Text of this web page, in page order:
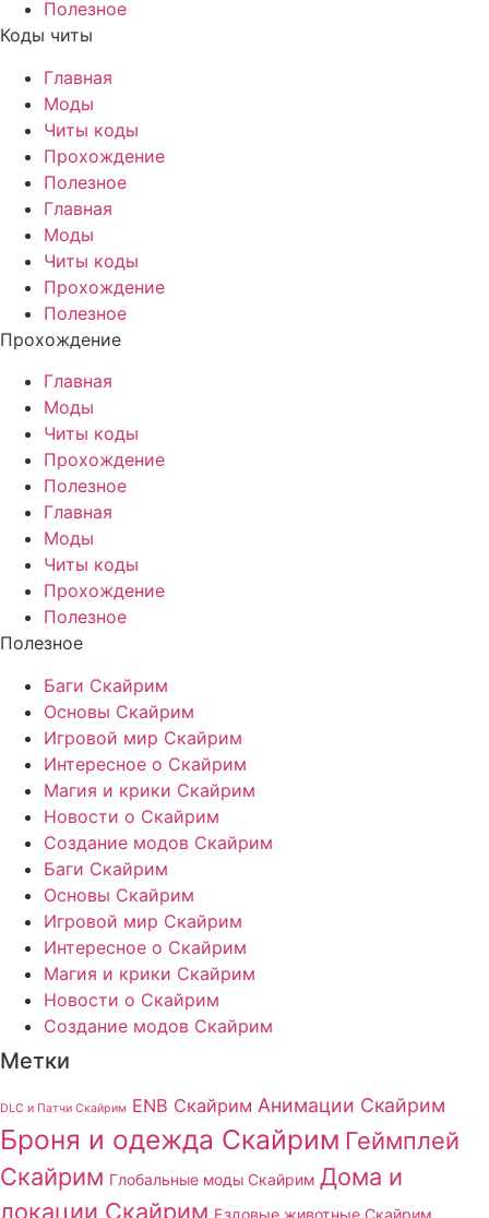
Полезное
Коды читы
Главная
Моды
Читы коды
Прохождение
Полезное
Главная
Моды
Читы коды
Прохождение
Полезное
Прохождение
Главная
Моды
Читы коды
Прохождение
Полезное
Главная
Моды
Читы коды
Прохождение
Полезное
Полезное
Баги Скайрим
Основы Скайрим
Игровой мир Скайрим
Интересное о Скайрим
Магия и крики Скайрим
Новости о Скайрим
Создание модов Скайрим
Баги Скайрим
Основы Скайрим
Игровой мир Скайрим
Интересное о Скайрим
Магия и крики Скайрим
Новости о Скайрим
Создание модов Скайрим
Метки
DLC и Патчи Скайрим ENB Скайрим Анимации Скайрим
Броня и одежда Скайрим Геймплей
Скайрим Глобальные моды Скайрим Дома и
локации Скайрим Ездовые животные Скайрим